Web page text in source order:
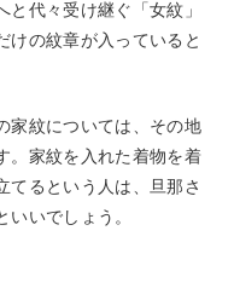
代々受け継ぐ「女紋」
けの紋章が入っていると
家紋については、その地
。家紋を入れた着物を着
てるという人は、旦那さ
いでしょう。